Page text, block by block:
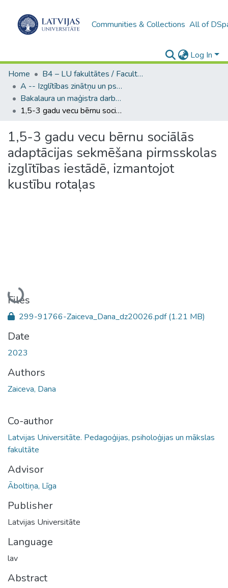
Communities & Collections All of
Log In
Home
B4 – LU fakultātes / Faculties of the UL
A -- Izglītības zinātņu un psiholoģijas fakultāte / Faculty of Education Sciences and Psychology
Bakalaura un maģistra darbi (PPMF) / Bachelor's and Master's theses
1,5-3 gadu vecu bērnu sociālās adaptācijas sekmēšana pirmsskolas izglītības iestādē, izmantojot kustību rotaļas
1,5-3 gadu vecu bērnu sociālās
adaptācijas sekmēšana pirmsskolas
izglītības iestādē, izmantojot
kustību rotaļas
Loading...
Files
299-91766-Zaiceva_Dana_dz20026.pdf(1.21 MB)
Date
2023
Authors
Zaiceva, Dana
Co-author
Latvijas Universitāte. Pedagoģijas, psiholoģijas un mākslas
fakultāte
Advisor
Āboltiņa, Līga
Publisher
Latvijas Universitāte
Language
lav
Abstract